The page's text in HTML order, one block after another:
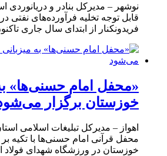
نوشهر – مدیرکل بنادر و دریانوردی
قابل توجه تخلیه فرآورده‌های نفتی
فریدونکنار از ابتدای سال جاری
«محفل امام حسنی‌ها»
خوزستان برگزار
اهواز – مدیرکل تبلیغات اسلامی
محفل قرآنی امام حسنی‌ها با تکیه
خوزستان در ورزشگاه شهدای فولاد